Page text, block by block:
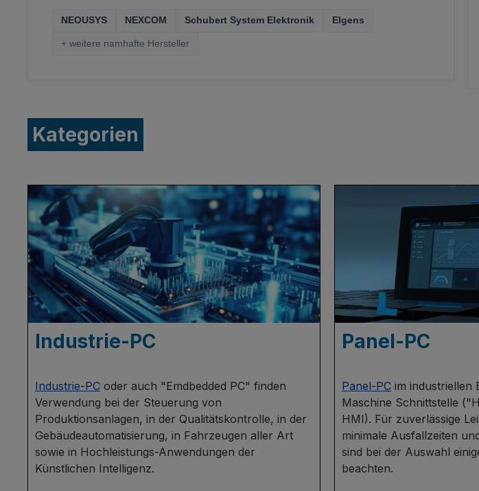
NEOUSYS NEXCOM Schubert System Elektronik Elgens
+ weitere namhafte Hersteller
Kategorien
Industrie-PC
Industrie-PC oder auch "Emdbedded PC" finden
Verwendung bei der Steuerung von
Produktionsanlagen, in der Qualitätskontrolle, in der
Gebäudeautomatisierung, in Fahrzeugen aller Art
sowie in Hochleistungs-Anwendungen der
Künstlichen Intelligenz.
Panel-PC
Panel-PC im industriellen
Maschine Schnittstelle
HMI). Für zuverlässige
minimale Ausfallzeiten
sind bei der Auswahl
beachten.